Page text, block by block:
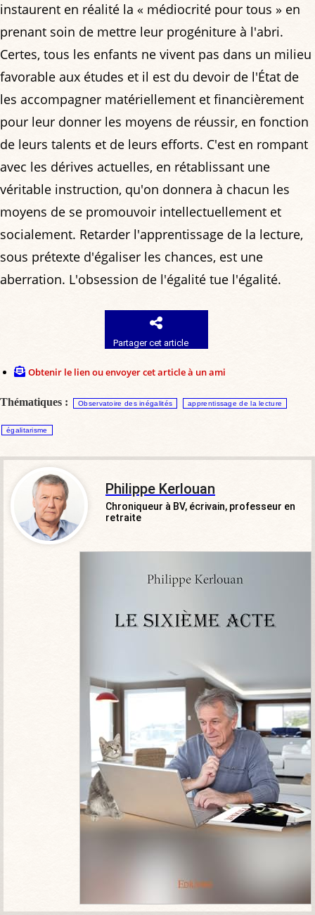
instaurent en réalité la « médiocrité pour tous » en
prenant soin de mettre leur progéniture à l'abri.
Certes, tous les enfants ne vivent pas dans un milieu
favorable aux études et il est du devoir de l'État de
les accompagner matériellement et financièrement
pour leur donner les moyens de réussir, en fonction
de leurs talents et de leurs efforts. C'est en rompant
avec les dérives actuelles, en rétablissant une
véritable instruction, qu'on donnera à chacun les
moyens de se promouvoir intellectuellement et
socialement. Retarder l'apprentissage de la lecture,
sous prétexte d'égaliser les chances, est une
aberration. L'obsession de l'égalité tue l'égalité.
Partager cet article
Obtenir le lien ou envoyer cet article à un ami
Thématiques : Observatoire des inégalités apprentissage de la lecture
égalitarisme
Philippe Kerlouan
Chroniqueur à BV, écrivain, professeur en
retraite